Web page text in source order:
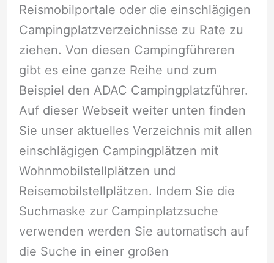
Reismobilportale oder die einschlägigen
Campingplatzverzeichnisse zu Rate zu
ziehen. Von diesen Campingführeren
gibt es eine ganze Reihe und zum
Beispiel den ADAC Campingplatzführer.
Auf dieser Webseit weiter unten finden
Sie unser aktuelles Verzeichnis mit allen
einschlägigen Campingplätzen mit
Wohnmobilstellplätzen und
Reisemobilstellplätzen. Indem Sie die
Suchmaske zur Campinplatzsuche
verwenden werden Sie automatisch auf
die Suche in einer großen